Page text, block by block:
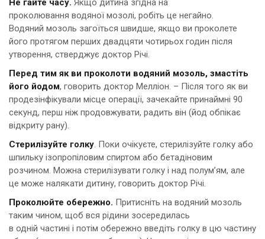
Не гайте часу. Якщо дитина згідна на
проколювання водяної мозолі, робіть це негайно.
Водяний мозоль загоїться швидше, якщо ви проколете
його протягом перших двадцяти чотирьох годин після
утворення, стверджує доктор Річі.
Перед тим як ви проколоти водяний мозоль, змастіть
його йодом, говорить доктор Мелліон. – Після того як ви
продезінфікували місце операції, зачекайте принаймні 90
секунд, перш ніж продовжувати, радить він (йод обпікає
відкриту рану).
Стерилізуйте голку. Поки очікуєте, стерилізуйте голку або
шпильку ізопропіловим спиртом або бетадіновим
розчином. Можна стерилізувати голку і над полум’ям, але
це може налякати дитину, говорить доктор Річі.
Проколюйте обережно. Притисніть на водяний мозоль
таким чином, щоб вся рідини зосередилась
в одній частині і потім обережно введіть голку в цю частину